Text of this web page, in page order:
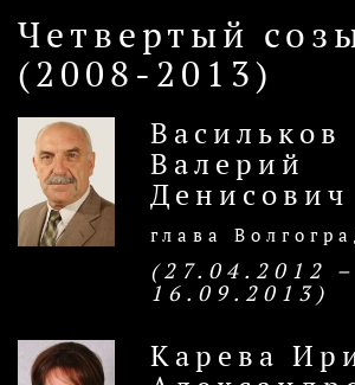
Четвертый
(2008-2013)
Васильков
Валерий
Денисович
глава
(27.04.2012 –
16.09.2013)
Карева